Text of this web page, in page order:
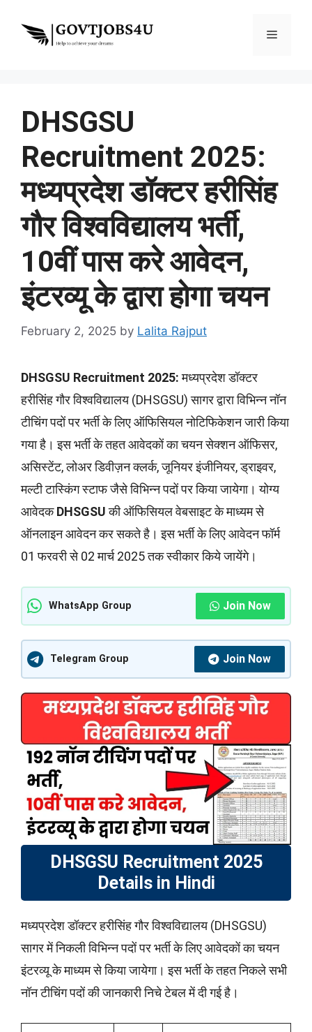
content
Menu
DHSGSU
Recruitment 2025:
मध्‍यप्रदेश डॉक्‍टर हरीसिंह
गौर विश्‍व‍विद्यालय भर्ती,
10वीं पास करे आवेदन,
इंटरव्यू के द्वारा होगा चयन
February 2, 2025 by Lalita Rajput
DHSGSU Recruitment 2025:मध्‍यप्रदेश डॉक्‍टर
हरीसिंह गौर विश्‍व‍विद्यालय (DHSGSU) सागर द्वारा विभिन्न नॉन
टीचिंग पदों पर भर्ती के लिए ऑफिसियल नोटिफिकेशन जारी किया
गया है। इस भर्ती के तहत आवेदकों का चयन सेक्शन ऑफिसर,
असिस्टेंट, लोअर डिवीज़न क्लर्क, जूनियर इंजीनियर, ड्राइवर,
मल्टी टास्किंग स्टाफ जैसे विभिन्न पदों पर किया जायेगा। योग्य
आवेदकDHSGSUकी ऑफिसियल वेबसाइट के माध्यम से
ऑनलाइन आवेदन कर सकते है। इस भर्ती के लिए आवेदन फॉर्म
01 फरवरी से 02 मार्च 2025 तक स्वीकार किये जायेंगे।
WhatsApp Group Join Now
Telegram Group Join Now
DHSGSU Recruitment 2025
Details in Hindi
मध्‍यप्रदेश डॉक्‍टर हरीसिंह गौर विश्‍व‍विद्यालय (DHSGSU)
सागर में निकली विभिन्न पदों पर भर्ती के लिए आवेदकों का चयन
इंटरव्यू के माध्यम से किया जायेगा। इस भर्ती के तहत निकले सभी
नॉन टीचिंग पदों की जानकारी निचे टेबल में दी गई है।